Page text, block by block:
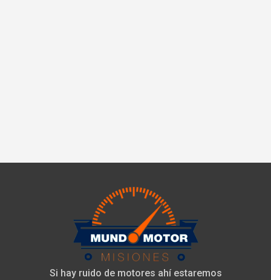
Si hay ruido de motores ahí estaremos